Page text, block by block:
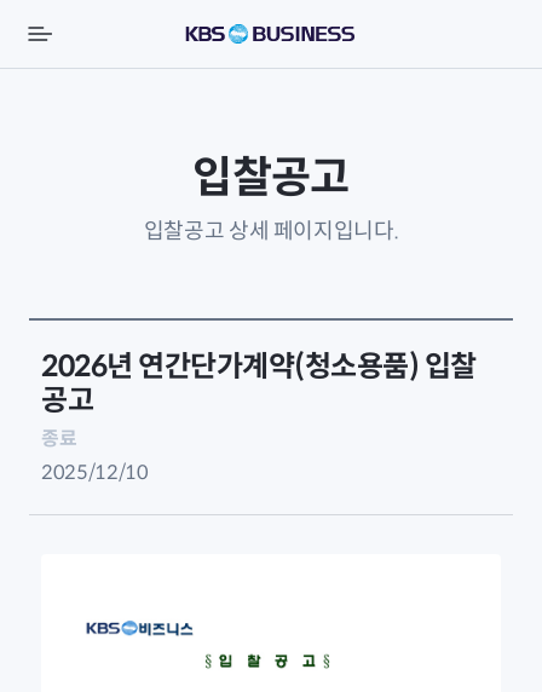
입찰공고
입찰공고 상세 페이지입니다.
2026년 연간단가계약(청소용품) 입찰
공고
종료
2025/12/10